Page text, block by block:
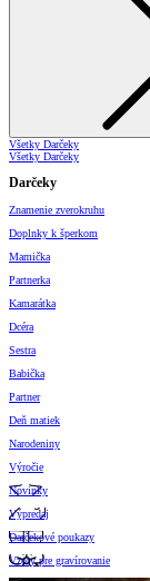
Všetky Darčeky
Všetky Darčeky
Darčeky
Znamenie zverokruhu
Doplnky k šperkom
Mamička
Partnerka
Kamarátka
Dcéra
Sestra
Babička
Partner
Deň matiek
Narodeniny
Výročie
Novinky
Výpredaj
Darčekové poukazy
Vzory pre gravírovanie